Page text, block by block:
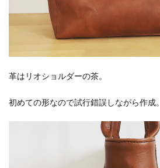
革はリオショルダーの茶。
初めての形なので試行錯誤しながら作成。